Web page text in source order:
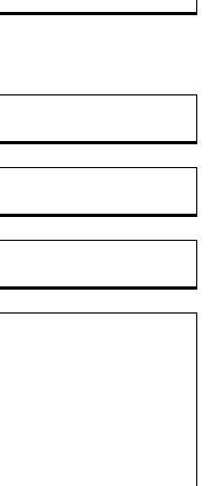
Transporturi agabaritice
pe drumurile din România: